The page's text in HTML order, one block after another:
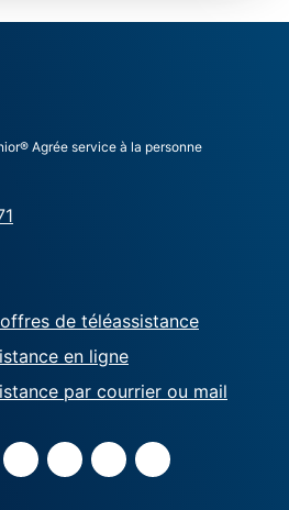
Agrée service à la personne
de téléassistance
en ligne
par courrier ou mail